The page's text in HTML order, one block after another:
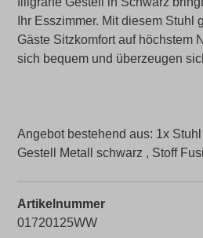
Ihr Esszimmer. Mit diesem Stuhl
Gäste Sitzkomfort auf höchstem
sich bequem und überzeugen
Angebot bestehend aus: 1x
Gestell Metall schwarz , Stoff
Artikelnummer
01720125WW